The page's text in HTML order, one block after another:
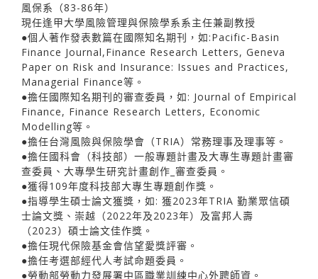
風保系（83-86年）
現任逢甲大學風險管理與保險學系系主任兼副教授
●個人著作發表數篇在國際知名期刊，如:Pacific-Basin
Finance Journal,Finance Research Letters, Geneva
Paper on Risk and Insurance: Issues and Practices,
Managerial Finance等。
●擔任國際知名期刊的審查委員，如: Journal of Empirical
Finance, Finance Research Letters, Economic
Modelling等。
●擔任台灣風險與保險學會（TRIA）常務理事及理事等。
●擔任國科會（科技部）一般專題計畫及大專生專題計畫審
查委員、大專學生研究計畫創作_審查委員。
●獲得109年度科技部大專生專題創作獎。
●指導學生碩士論文獲獎，如: 獲2023年TRIA 勤業眾信碩
士論文獎、崇越（2022年及2023年）及富邦人壽
（2023）碩士論文佳作獎。
●擔任現代保險基金會信望愛獎評審。
●擔任考選部經代人考試命題委員。
●勞動部勞動力發展署中區職業訓練中心外聘師資。